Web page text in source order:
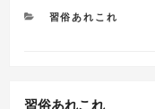
カ
習俗あれこれ
習俗あれこれ